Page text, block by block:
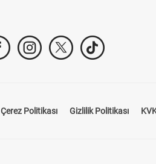
Çerez Politikası Gizlilik Politikası